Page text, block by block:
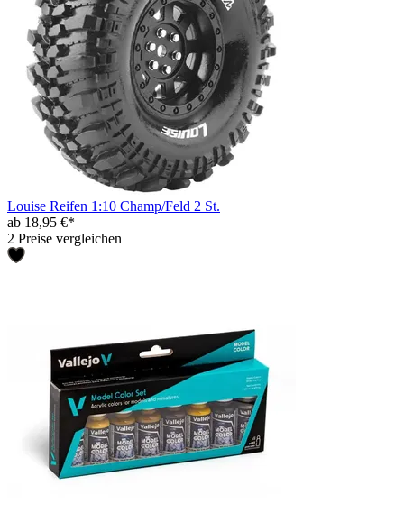
Louise Reifen 1:10 Champ/Feld 2 St.
ab 18,95 €*
2 Preise vergleichen